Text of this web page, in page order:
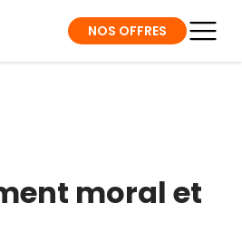
NOS OFFRES
moral et